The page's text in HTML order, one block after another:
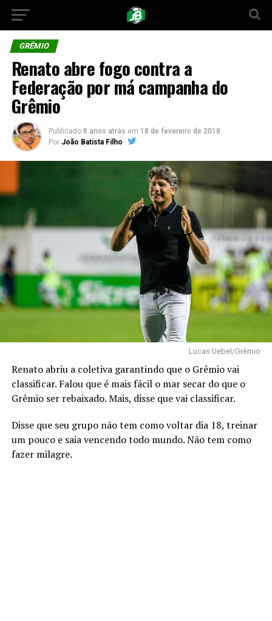
GRÊMIO
Renato abre fogo contra a
Federação por má campanha do
Grêmio
Publicado 8 anos atrás em 18 de fevereiro de 2018
Por João Batista Filho
Lucas Uebel/Grêmio
Renato abriu a coletiva garantindo que o Grêmio vai
classificar. Falou que é mais fácil o mar secar do que o
Grêmio ser rebaixado. Mais, disse que vai classificar.
Disse que seu grupo não tem como voltar dia 18, treinar
um pouco e saia vencendo todo mundo. Não tem como
fazer milagre.